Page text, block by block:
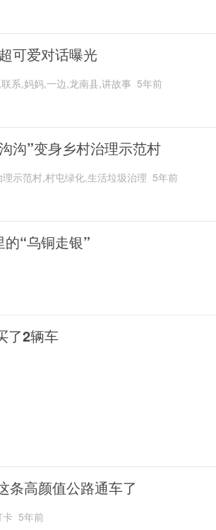
可爱对话曝光
系,妈妈,一边,龙南县,讲故事 5年前
沟”变身乡村治理示范村
示范村,村屯绿化,生活垃圾治理 5年前
“乌铜走银”
了2辆车
条高颜值公路通车了
5年前